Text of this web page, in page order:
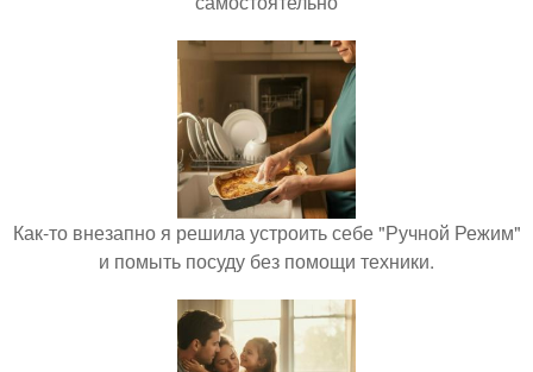
Как-то внезапно я решила устроить себе "Ручной Режим"
и помыть посуду без помощи техники.